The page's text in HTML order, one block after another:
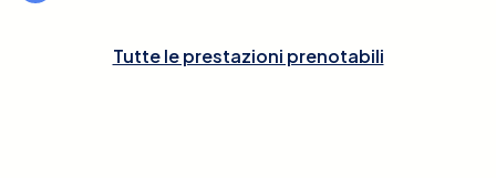
Tutte le prestazioni prenotabili